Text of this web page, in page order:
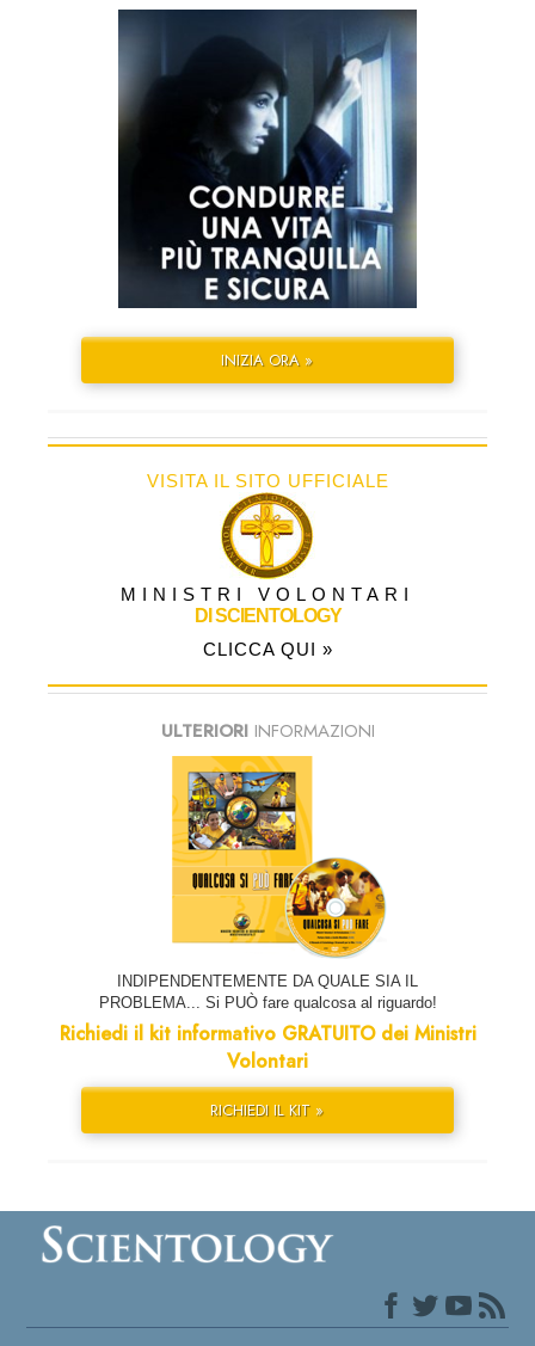
INIZIA ORA »
VISITA IL SITO UFFICIALE
MINISTRI VOLONTARI
DI SCIENTOLOGY
CLICCA QUI »
ULTERIORIINFORMAZIONI
INDIPENDENTEMENTE DA QUALE SIA IL
PROBLEMA... Si PUÒ fare qualcosa al riguardo!
Richiedi il kit informativo GRATUITO dei Ministri
Volontari
RICHIEDI IL KIT »